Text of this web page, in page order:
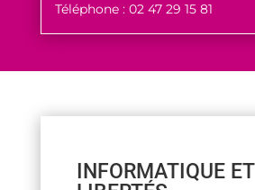
Téléphone : 02 47 29 15 81
INFORMATIQUE ET